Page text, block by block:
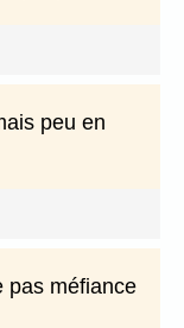
peu en
pas méfiance